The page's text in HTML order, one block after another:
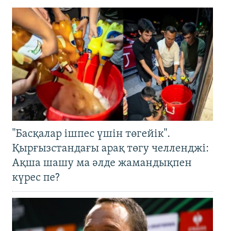
"Басқалар ішпес үшін төгейік".
Қырғызстандағы арақ төгу челленджі:
Ақша шашу ма әлде жамандықпен
күрес пе?